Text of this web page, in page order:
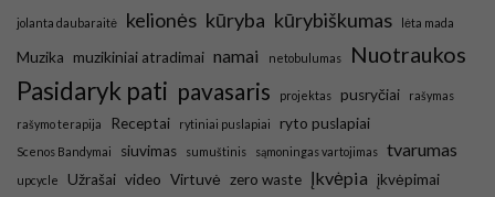
jolanta daubaraitė kelionės kūryba kūrybiškumas lėta mada
Muzika muzikiniai atradimai namai netobulumas Nuotraukos
Pasidaryk pati pavasaris projektas pusryčiai
rašymas
rašymo terapija
Receptai rytiniai puslapiai ryto puslapiai
Scenos Bandymai siuvimas sumuštinis sąmoningas vartojimas tvarumas
upcycle Užrašai video Virtuvė zero waste Įkvėpia įkvėpimai